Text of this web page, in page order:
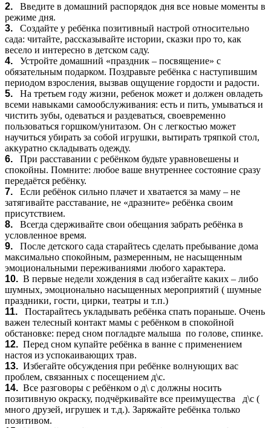
2. Введите в домашний распорядок дня все новые моменты в
режиме дня.
3. Создайте у ребёнка позитивный настрой относительно
сада: читайте, рассказывайте истории, сказки про то, как
весело и интересно в детском саду.
4.
Устройте домашний «праздник – посвящение» с
обязательным подарком. Поздравьте ребёнка с наступившим
периодом взросления, вызвав ощущение гордости и радости.
5. На третьем году жизни, ребенок может и должен овладеть
всеми навыками самообслуживания: есть и пить, умываться и
чистить зубы, одеваться и раздеваться, своевременно
пользоваться горшком/унитазом. Он с легкостью может
научиться убирать за собой игрушки, вытирать тряпкой стол,
аккуратно складывать одежду.
6. При расставании с ребёнком будьте уравновешены и
спокойны. Помните: любое ваше внутреннее состояние сразу
передаётся ребёнку.
7. Если ребёнок сильно плачет и хватается за маму – не
затягивайте расставание, не «дразните» ребёнка своим
присутствием.
8. Всегда сдерживайте свои обещания забрать ребёнка в
условленное время.
9. После детского сада старайтесь сделать пребывание дома
максимально спокойным, размеренным, не насыщенным
эмоциональными переживаниями любого характера.
10. В первые недели хождения в сад избегайте каких – либо
шумных, эмоционально насыщенных мероприятий ( шумные
праздники, гости, цирки, театры и т.п.)
11.
Постарайтесь укладывать ребёнка спать пораньше. Очень
важен телесный контакт мамы с ребёнком в спокойной
обстановке: перед сном погладьте малыша по голове, спинке.
12. Перед сном купайте ребёнка в ванне с применением
настоя из успокаивающих трав.
13. Избегайте обсуждения при ребёнке волнующих вас
проблем, связанных с посещением д\с.
14. Все разговоры с ребёнком о д\ с должны носить
позитивную окраску, подчёркивайте все преимущества д\с (
много друзей, игрушек и т.д.). Заряжайте ребёнка только
позитивом.